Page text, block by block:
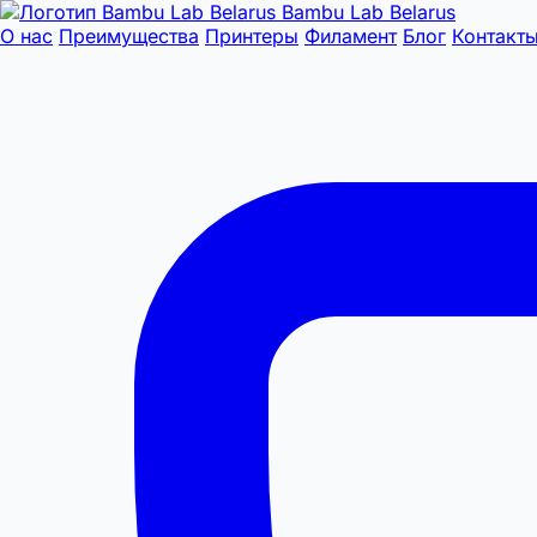
Bambu Lab Belarus
О нас Преимущества Принтеры Филамент Блог